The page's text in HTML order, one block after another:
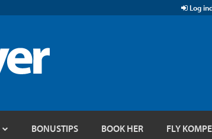
Log
BONUSTIPS BOOK HER FLY